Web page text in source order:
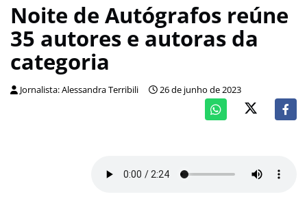
Noite de Autógrafos reúne
35 autores e autoras da
categoria
Jornalista: Alessandra Terribili 26 de junho de 2023